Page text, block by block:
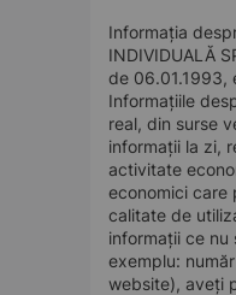
Informația
INDIVIDUALĂ
de 06.01.1993,
Informațiile
real, din surse
informații la zi,
activitate
economici care
calitate de
informații ce nu
exemplu:
website), aveți